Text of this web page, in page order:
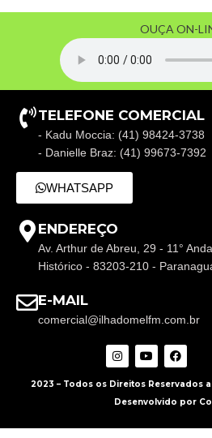
OUÇA ON-
TELEFONE COMERCIAL
- Kadu Moccia: (41) 98424-3738
- Danielle Braz: (41) 99673-7392
WHATSAPP
ENDEREÇO
Av. Arthur de Abreu, 29 - 11°
Histórico - 83203-210 -
E-MAIL
comercial@ilhadomelfm.com.br
2023 – Todos os Direitos Reservados
Desenvolvido por